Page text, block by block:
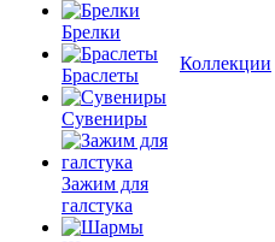
Брелки
Браслеты
Сувениры
Зажим для
галстука
Коллекции